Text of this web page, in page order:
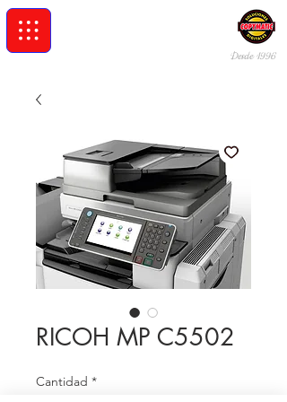
Desde 1996
RICOH MP C5502
Cantidad *